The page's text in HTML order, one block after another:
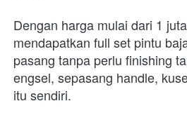
Dengan harga mulai dari 1
mendapatkan full set pintu
pasang tanpa perlu finishing
engsel, sepasang handle,
itu sendiri.